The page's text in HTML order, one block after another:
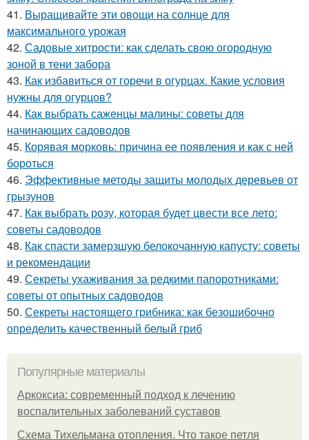
41. Выращивайте эти овощи на солнце для
максимального урожая
42. Садовые хитрости: как сделать свою огородную
зоной в тени забора
43. Как избавиться от горечи в огурцах. Какие условия
нужны для огурцов?
44. Как выбрать саженцы малины: советы для
начинающих садоводов
45. Корявая морковь: причина ее появления и как с ней
бороться
46. Эффективные методы защиты молодых деревьев от
грызунов
47. Как выбрать розу, которая будет цвести все лето:
советы садоводов
48. Как спасти замерзшую белокочанную капусту: советы
и рекомендации
49. Секреты ухаживания за редкими папоротниками:
советы от опытных садоводов
50. Секреты настоящего грибника: как безошибочно
определить качественный белый гриб
Популярные материалы
Аркоксиа: современный подход к лечению
воспалительных заболеваний суставов
Схема Тихельмана отопления. Что такое петля